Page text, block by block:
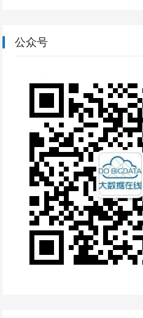
公众号